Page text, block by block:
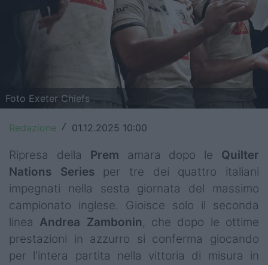
Challenge Cup
Super Rugby
Rugby in TV
Mercato
Serie A Elite
Campionati
Serie A
Serie B
Foto Exeter Chiefs
Redazione / 01.12.2025 10:00
Ripresa della Prem amara dopo le Quilter
Nations Seriesper tre dei quattro italiani
impegnati nella sesta giornata del massimo
campionato inglese. Gioisce solo il seconda
linea Andrea Zambonin, che dopo le ottime
prestazioni in azzurro si conferma giocando
per l'intera partita nella vittoria di misura in